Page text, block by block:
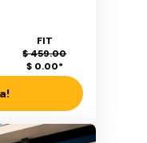
FIT
$ 459.00
$ 0.00*